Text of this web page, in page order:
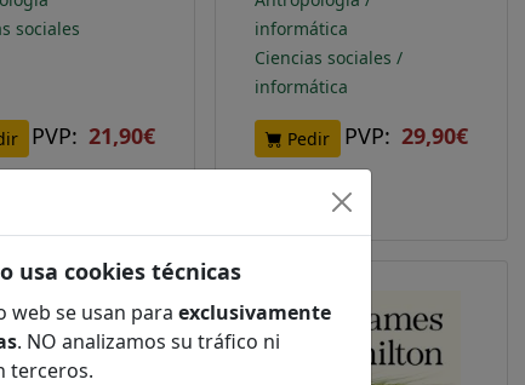
sociales
PVP: 21,90€
informática
Ciencias sociales /
informática
Pedir PVP: 29,90€
usa cookies técnicas
web se usan para exclusivamente
. NO analizamos su tráfico ni
terceros.